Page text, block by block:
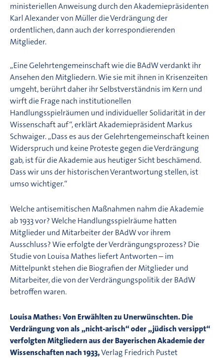
ministeriellen Anweisung durch den Akademiepräsidenten
Karl Alexander von Müller die Verdrängung der
ordentlichen, dann auch der korrespondierenden
Mitglieder.
„Eine Gelehrtengemeinschaft wie die BAdW verdankt ihr
Ansehen den Mitgliedern. Wie sie mit ihnen in Krisenzeiten
umgeht, berührt daher ihr Selbstverständnis im Kern und
wirft die Frage nach institutionellen
Handlungsspielräumen und individueller Solidarität in der
Wissenschaft auf“, erklärt Akademiepräsident Markus
Schwaiger. „Dass es aus der Gelehrtengemeinschaft keinen
Widerspruch und keine Proteste gegen die Verdrängung
gab, ist für die Akademie aus heutiger Sicht beschämend.
Dass wir uns der historischen Verantwortung stellen, ist
umso wichtiger.“
Welche antisemitischen Maßnahmen nahm die Akademie
ab 1933 vor? Welche Handlungsspielräume hatten
Mitglieder und Mitarbeiter der BAdW vor ihrem
Ausschluss? Wie erfolgte der Verdrängungsprozess? Die
Studie von Louisa Mathes liefert Antworten – im
Mittelpunkt stehen die Biografien der Mitglieder und
Mitarbeiter, die von der Verdrängungspolitik der BAdW
betroffen waren.
Louisa Mathes: Von Erwählten zu Unerwünschten. Die
Verdrängung von als „nicht-arisch“ oder „jüdisch versippt“
verfolgten Mitgliedern aus der Bayerischen Akademie der
Wissenschaften nach 1933,Verlag Friedrich Pustet